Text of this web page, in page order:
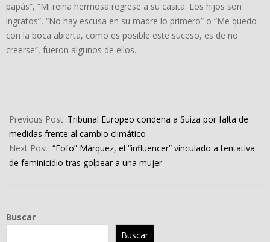
papás”, “Mi reina hermosa regrese a su casita. Los hijos son
ingratos”, “No hay escusa en su madre lo primero” o “Me quedo
con la boca abierta, como es posible este suceso, es de no
creerse”, fueron algunos de ellos.
04-
10
Previous Post: Tribunal Europeo condena a Suiza por falta de
medidas frente al cambio climático
Next Post: “Fofo” Márquez, el “influencer” vinculado a tentativa
de feminicidio tras golpear a una mujer
Buscar
Buscar